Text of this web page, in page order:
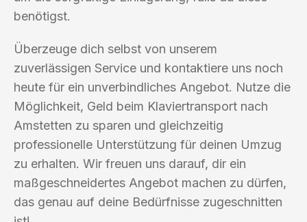
benötigst.
Überzeuge dich selbst von unserem
zuverlässigen Service und kontaktiere uns noch
heute für ein unverbindliches Angebot. Nutze die
Möglichkeit, Geld beim Klaviertransport nach
Amstetten zu sparen und gleichzeitig
professionelle Unterstützung für deinen Umzug
zu erhalten. Wir freuen uns darauf, dir ein
maßgeschneidertes Angebot machen zu dürfen,
das genau auf deine Bedürfnisse zugeschnitten